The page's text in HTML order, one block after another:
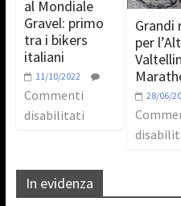
al Mondiale
Gravel: primo
tra i bikers
italiani
11/10/2022
Commenti
disabilitati
Grandi
per
28/06/
In evidenza